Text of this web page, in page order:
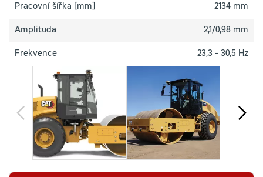
Pracovní šířka [mm] 2134 mm
Amplituda 2,1/0,98 mm
Frekvence 23,3 - 30,5 Hz